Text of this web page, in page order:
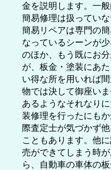
金を説明します。一
簡易修理は扱っていな
簡易リペアは専門の
なっているシーンが
のほか、もう既にお
が、板金・塗装にあ
い得な所を用いれば
物では決して御座い
あるようなそれなり
装修理を行ったにも
際査定士が気づかず
こともあります。他
売ができてしまう時
ら、自動車の車体の